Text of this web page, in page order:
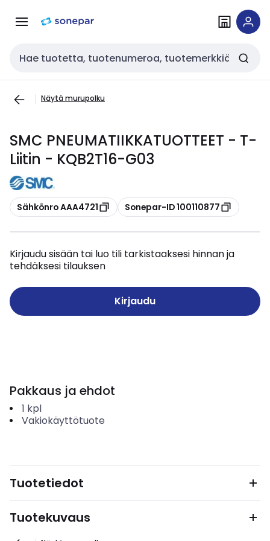
navigointiinsisältöön
Haku
Näytä murupolku
SMC PNEUMATIIKKATUOTTEET - T-
Liitin - KQB2T16-G03
Kopioi
Sähkönro AAA4721 Kopioi
Sonepar-ID 100110877
Kirjaudu sisään tai luo tili tarkistaaksesi hinnan ja
tehdäksesi tilauksen
Kirjaudu
Pakkaus ja ehdot
1 kpl
Vakiokäyttötuote
Tuotetiedot
Tuotekuvaus